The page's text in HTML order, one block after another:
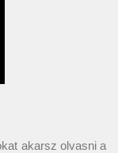
akarsz olvasni a